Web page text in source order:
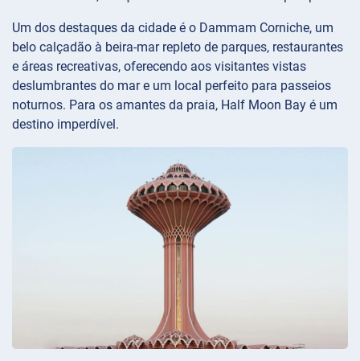
Um dos destaques da cidade é o Dammam Corniche, um
belo calçadão à beira-mar repleto de parques, restaurantes
e áreas recreativas, oferecendo aos visitantes vistas
deslumbrantes do mar e um local perfeito para passeios
noturnos. Para os amantes da praia, Half Moon Bay é um
destino imperdível.